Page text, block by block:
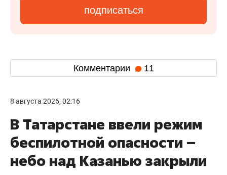
подписаться
Комментарии 11
8 августа 2026, 02:16
В Татарстане ввели режим
беспилотной опасности –
небо над Казанью закрыли